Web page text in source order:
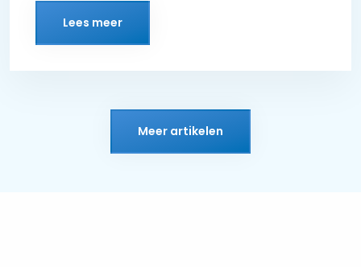
Lees meer
Meer artikelen